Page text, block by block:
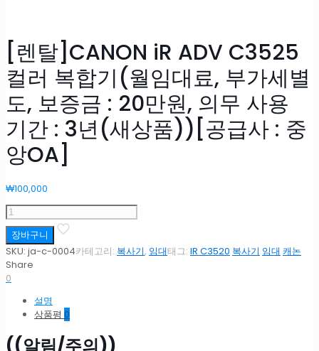
[렌탈]CANON iR ADV C3525
컬러 복합기(월임대료, 부가세별
도, 보증금 : 20만원, 의무 사용
기간 : 3년(새상품))[공급사 : 중
앙OA]
₩100,000
[렌
탈]CANON
iR
ADV
C3525
컬
기
(월
장바구니
SKU: ja-c-0004카테고리: 복사기, 임대태그: IR C3520 복사기 임대 캐논
Share
0
설명
상품평 0
((알림/주의))